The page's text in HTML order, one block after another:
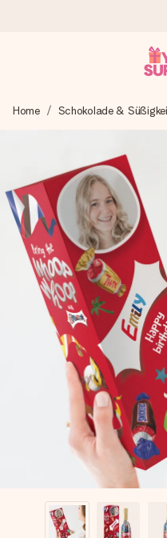
Wir bereiten dein
blitzschnell – damit du
4,8 (basierend auf
Unsere Geschenke
4,8 bei Google Reviews
die wir versenden).
Mit Liebe gemacht,
Erstelle etwas
ihrem Namen, deinem
Herzen. Kein Stress, nur
Home Schokolade &